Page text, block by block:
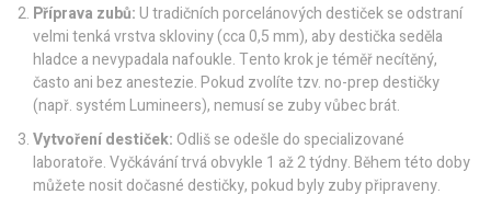
Příprava zubů:U tradičních porcelánových destiček se odstraní
velmi tenká vrstva skloviny (cca 0,5 mm), aby destička seděla
hladce a nevypadala nafoukle. Tento krok je téměř necítěný,
často ani bez anestezie. Pokud zvolíte tzv. no-prep destičky
(např. systém Lumineers), nemusí se zuby vůbec brát.
Vytvoření destiček:Odliš se odešle do specializované
laboratoře. Vyčkávání trvá obvykle 1 až 2 týdny. Během této doby
můžete nosit dočasné destičky, pokud byly zuby připraveny.